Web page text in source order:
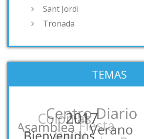
Sant Jordi
Tronada
TEMAS